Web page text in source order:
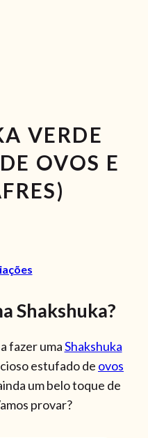
VERDE
OVOS E
Shakshuka?
fazer umaShakshuka
estufado de ovos
um belo toque de
provar?